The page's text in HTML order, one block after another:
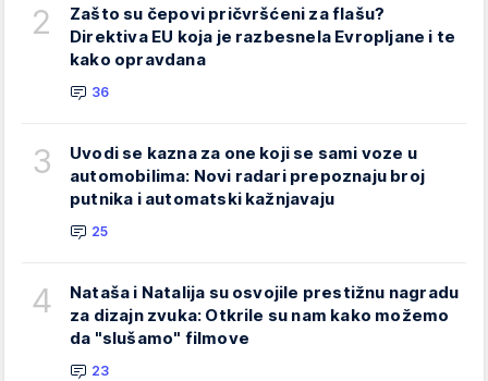
2
Zašto su čepovi pričvršćeni za flašu?
Direktiva EU koja je razbesnela Evropljane i te
kako opravdana
36
3
Uvodi se kazna za one koji se sami voze u
automobilima: Novi radari prepoznaju broj
putnika i automatski kažnjavaju
25
4
Nataša i Natalija su osvojile prestižnu nagradu
za dizajn zvuka: Otkrile su nam kako možemo
da "slušamo" filmove
23